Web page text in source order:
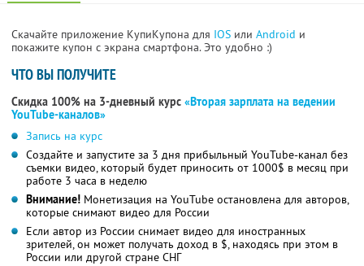
Скачайте приложение КупиКупона для IOS или Android и
покажите купон с экрана смартфона. Это удобно :)
ЧТО ВЫ ПОЛУЧИТЕ
Скидка 100% на 3-дневный курс «Вторая зарплата на ведении
YouTube-каналов»
Запись на курс
Создайте и запустите за 3 дня прибыльный YouTube-канал без
съемки видео, который будет приносить от 1000$ в месяц при
работе 3 часа в неделю
Внимание! Монетизация на YouTube остановлена для авторов,
которые снимают видео для России
Если автор из России снимает видео для иностранных
зрителей, он может получать доход в $, находясь при этом в
России или другой стране СНГ